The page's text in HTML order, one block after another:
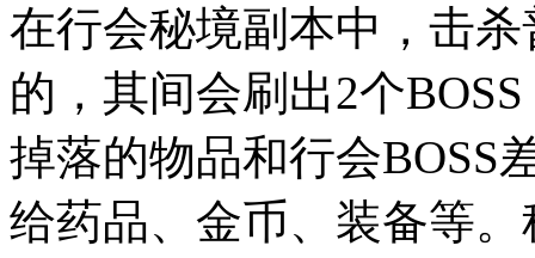
在行会秘境副本中，击
的，其间会刷出2个
掉落的物品和行会BOSS
给药品、金币、装备等